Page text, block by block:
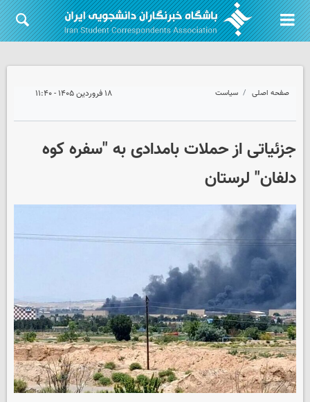
صفحه اصلی سیاست ۱۸ فروردین ۱۴۰۵ - ۱۱:۴۰
جزئیاتی از حملات بامدادی به "سفره کوه
دلفان" لرستان